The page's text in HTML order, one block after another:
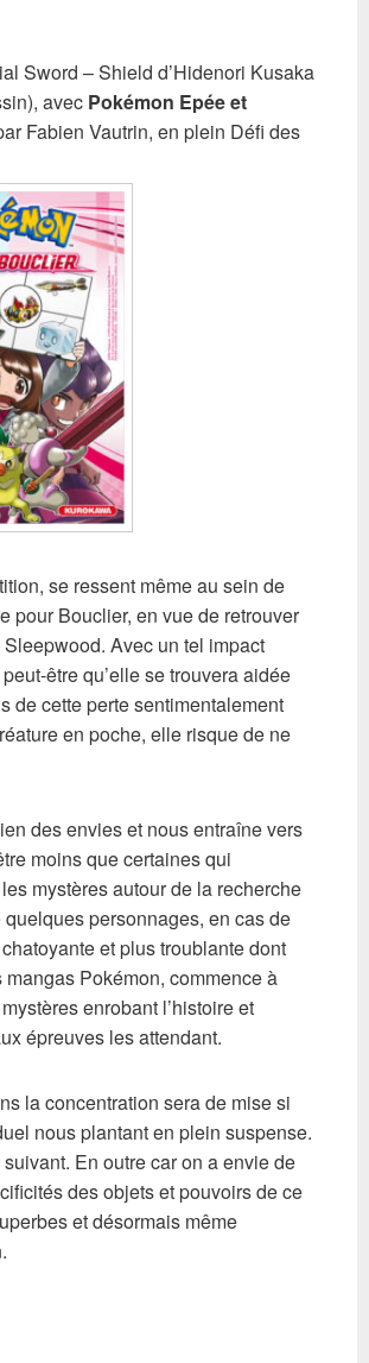
Sword – Shield d’Hidenori Kusaka
avec Pokémon Epée et
Fabien Vautrin, en plein Défi des
se ressent même au sein de
pour Bouclier, en vue de retrouver
Avec un tel impact
être qu’elle se trouvera aidée
de cette perte sentimentalement
en poche, elle risque de ne
des envies et nous entraîne vers
moins que certaines qui
mystères autour de la recherche
personnages, en cas de
et plus troublante dont
Pokémon, commence à
enrobant l’histoire et
épreuves les attendant.
la concentration sera de mise si
nous plantant en plein suspense.
En outre car on a envie de
des objets et pouvoirs de ce
et désormais même